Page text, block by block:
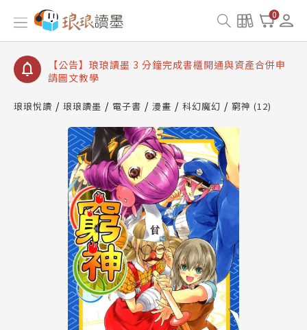
0
【公告】琅琅讀墨數位閱讀資產合併與書櫃開通申請
【公告】琅琅讀墨書櫃開通常見問題
【公告】琅琅讀墨 3 分鐘完成書櫃開通與資產合併申
請圖文教學
查詢
【公告】琅琅讀墨數位閱讀資產合併與書櫃開通申請
琅琅悅讀 琅琅讀墨 電子書 漫畫 科幻魔幻 窮神 (12)